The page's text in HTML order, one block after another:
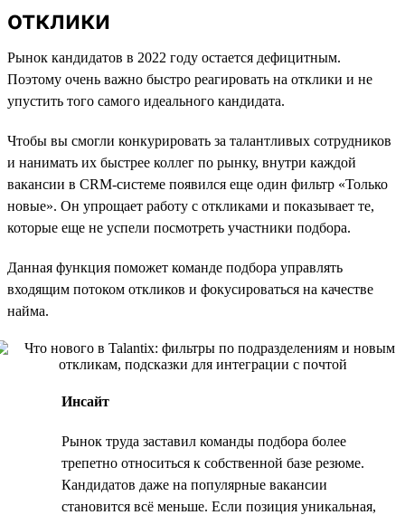
отклики
Рынок кандидатов в 2022 году остается дефицитным.
Поэтому очень важно быстро реагировать на отклики и не
упустить того самого идеального кандидата.
Чтобы вы смогли конкурировать за талантливых сотрудников
и нанимать их быстрее коллег по рынку, внутри каждой
вакансии в CRM-системе появился еще один фильтр «Только
новые». Он упрощает работу с откликами и показывает те,
которые еще не успели посмотреть участники подбора.
Данная функция поможет команде подбора управлять
входящим потоком откликов и фокусироваться на качестве
найма.
Инсайт
Рынок труда заставил команды подбора более
трепетно относиться к собственной базе резюме.
Кандидатов даже на популярные вакансии
становится всё меньше. Если позиция уникальная,